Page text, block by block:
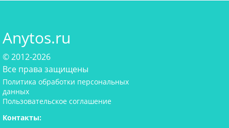
Anytos.ru
© 2012-2026
Все права защищены
Политика обработки персональных
данных
Пользовательское соглашение
Контакты: